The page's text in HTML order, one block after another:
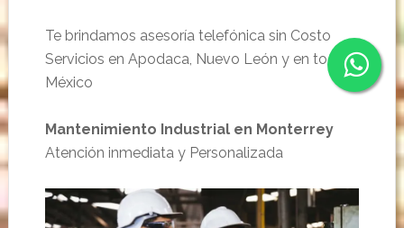
Te brindamos asesoría telefónica sin Costo
Servicios en Apodaca, Nuevo León y en todo
México
Mantenimiento Industrial en Monterrey
Atención inmediata y Personalizada